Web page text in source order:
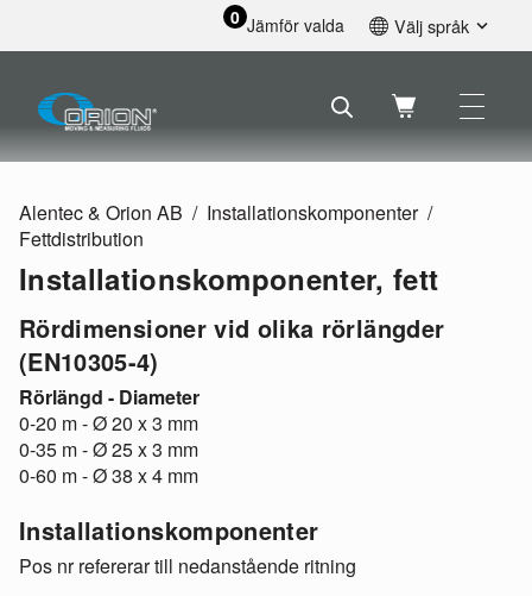
0 Jämför valda Välj språk
Svenska
Français
Nederlands
Deutsch
Alentec & Orion AB
Installationskomponenter
Fettdistribution
Installationskomponenter, fett
Rördimensioner vid olika rörlängder
(EN10305-4)
Rörlängd - Diameter
0-20 m - Ø 20 x 3 mm
0-35 m - Ø 25 x 3 mm
0-60 m - Ø 38 x 4 mm
Installationskomponenter
Pos nr refererar till nedanstående ritning